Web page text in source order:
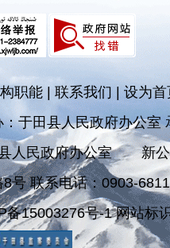
职能 联系我们|设为首
于田县人民政府办公室
人民政府办公室
新
号 联系电话：0903-
备15003276号-1 网站标